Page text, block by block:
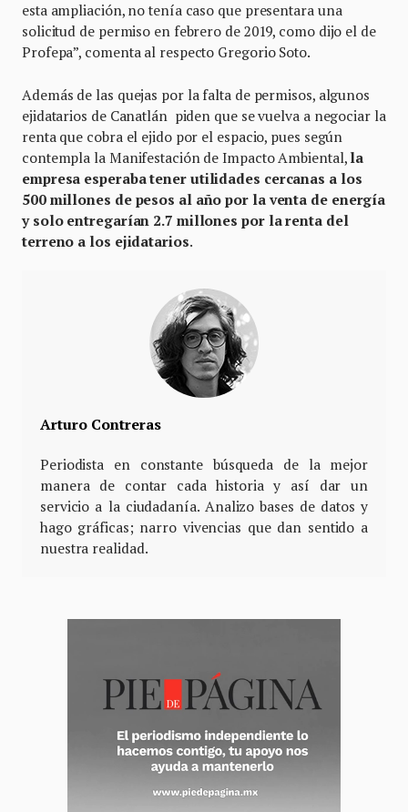
esta ampliación, no tenía caso que presentara una
solicitud de permiso en febrero de 2019, como dijo el de
Profepa”, comenta al respecto Gregorio Soto.
Además de las quejas por la falta de permisos, algunos
ejidatarios de Canatlán piden que se vuelva a negociar la
renta que cobra el ejido por el espacio, pues según
contempla la Manifestación de Impacto Ambiental, la
empresa esperaba tener utilidades cercanas a los
500 millones de pesos al año por la venta de energía
y solo entregarían 2.7 millones por la renta del
terreno a los ejidatarios.
Arturo Contreras
Periodista en constante búsqueda de la mejor
manera de contar cada historia y así dar un
servicio a la ciudadanía. Analizo bases de datos y
hago gráficas; narro vivencias que dan sentido a
nuestra realidad.